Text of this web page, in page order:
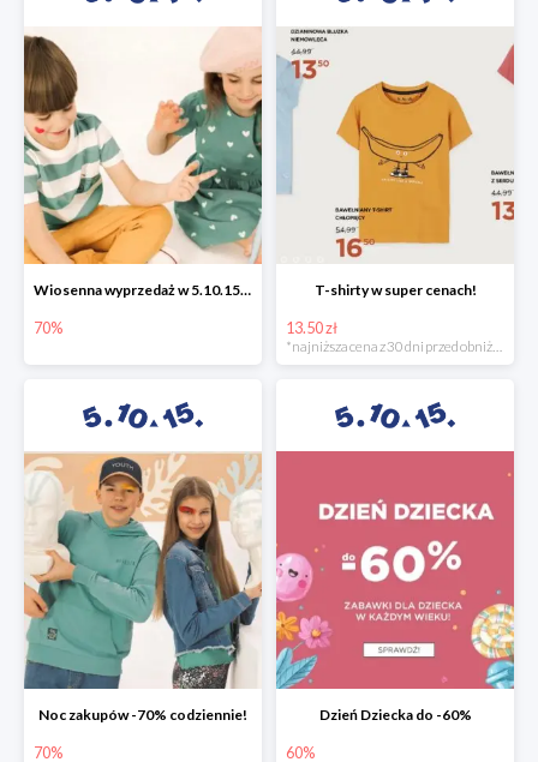
Wiosenna wyprzedaż w 5.10.15 -70%
70%
T-shirty w super cenach!
13.50 zł
*najniższa cena z 30 dni przed obniżką
Noc zakupów -70% codziennie!
70%
Dzień Dziecka do -60%
60%